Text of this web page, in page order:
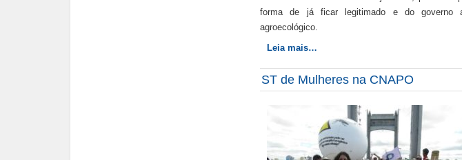
forma de já ficar legitimado e do governo
agroecológico.
Leia mais…
ST de Mulheres na CNAPO